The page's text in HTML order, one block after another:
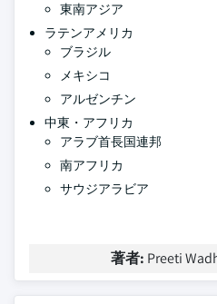
東南アジア
ラテンアメリカ
ブラジル
メキシコ
アルゼンチン
中東・アフリカ
アラブ首長国連邦
南アフリカ
サウジアラビア
著者: Preeti